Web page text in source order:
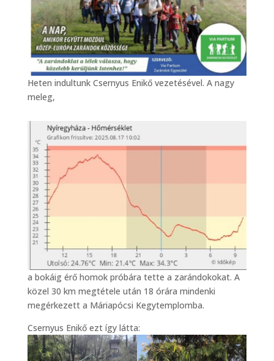
Heten indultunk Csernyus Enikő vezetésével. A nagy
meleg,
a bokáig érő homok próbára tette a zarándokokat. A
közel 30 km megtétele után 18 órára mindenki
megérkezett a Máriapócsi Kegytemplomba.
Csernyus Enikő ezt így látta: